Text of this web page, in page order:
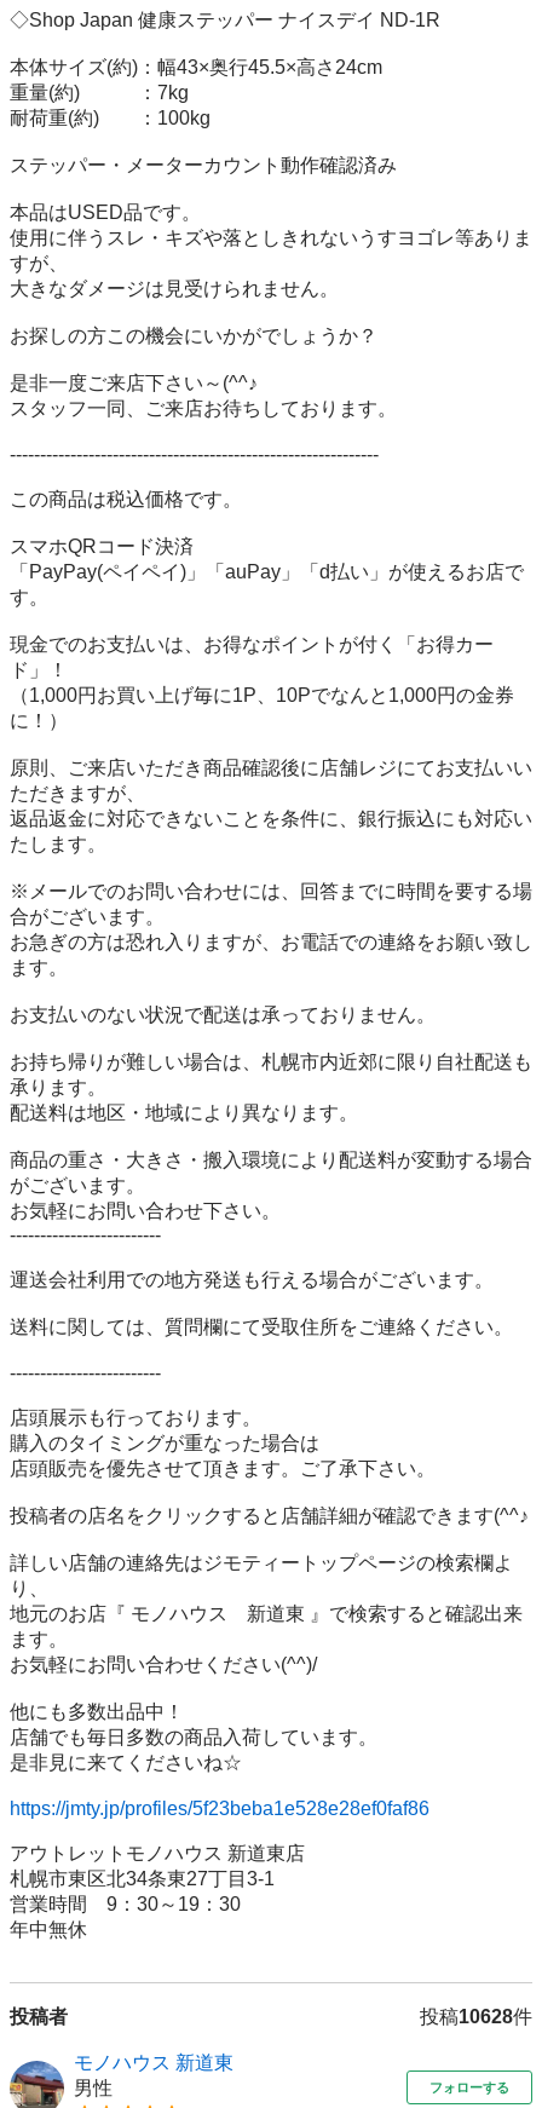
◇Shop Japan 健康ステッパー ナイスデイ ND-1R
本体サイズ(約)：幅43×奥行45.5×高さ24cm
重量(約)　　　：7kg
耐荷重(約)　　：100kg
ステッパー・メーターカウント動作確認済み
本品はUSED品です。
使用に伴うスレ・キズや落としきれないうすヨゴレ等ありま
すが、
大きなダメージは見受けられません。
お探しの方この機会にいかがでしょうか？
是非一度ご来店下さい～(^^♪
スタッフ一同、ご来店お待ちしております。
-------------------------------------------------------------
この商品は税込価格です。
スマホQRコード決済
「PayPay(ペイペイ)」「auPay」「d払い」が使えるお店で
す。
現金でのお支払いは、お得なポイントが付く「お得カー
ド」！
（1,000円お買い上げ毎に1P、10Pでなんと1,000円の金券
に！）
原則、ご来店いただき商品確認後に店舗レジにてお支払いい
ただきますが、
返品返金に対応できないことを条件に、銀行振込にも対応い
たします。
※メールでのお問い合わせには、回答までに時間を要する場
合がございます。
お急ぎの方は恐れ入りますが、お電話での連絡をお願い致し
ます。
お支払いのない状況で配送は承っておりません。
お持ち帰りが難しい場合は、札幌市内近郊に限り自社配送も
承ります。
配送料は地区・地域により異なります。
商品の重さ・大きさ・搬入環境により配送料が変動する場合
がございます。
お気軽にお問い合わせ下さい。
-------------------------
運送会社利用での地方発送も行える場合がございます。
送料に関しては、質問欄にて受取住所をご連絡ください。
-------------------------
店頭展示も行っております。
購入のタイミングが重なった場合は
店頭販売を優先させて頂きます。ご了承下さい。
投稿者の店名をクリックすると店舗詳細が確認できます(^^♪
詳しい店舗の連絡先はジモティートップページの検索欄よ
り、
地元のお店『 モノハウス　新道東 』で検索すると確認出来
ます。
お気軽にお問い合わせください(^^)/
他にも多数出品中！
店舗でも毎日多数の商品入荷しています。
是非見に来てくださいね☆
https://jmty.jp/profiles/5f23beba1e528e28ef0faf86
アウトレットモノハウス 新道東店
札幌市東区北34条東27丁目3-1
営業時間　9：30～19：30
投稿者 投稿10628件
モノハウス 新道東
男性
フォローする